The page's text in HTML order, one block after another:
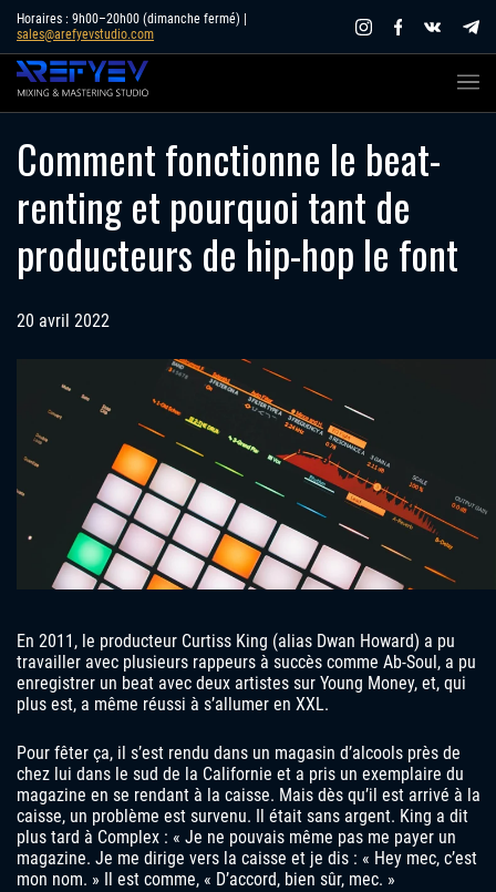
Skip
content
Horaires : 9h00–20h00 (dimanche fermé) |
sales@arefyevstudio.com
Comment fonctionne le beat-
renting et pourquoi tant de
producteurs de hip-hop le font
20 avril 2022
En 2011, le producteur Curtiss King (alias Dwan Howard) a pu
travailler avec plusieurs rappeurs à succès comme Ab-Soul, a pu
enregistrer un beat avec deux artistes sur Young Money, et, qui
plus est, a même réussi à s’allumer en XXL.
Pour fêter ça, il s’est rendu dans un magasin d’alcools près de
chez lui dans le sud de la Californie et a pris un exemplaire du
magazine en se rendant à la caisse. Mais dès qu’il est arrivé à la
caisse, un problème est survenu. Il était sans argent. King a dit
plus tard à Complex : « Je ne pouvais même pas me payer un
magazine. Je me dirige vers la caisse et je dis : « Hey mec, c’est
mon nom. » Il est comme, « D’accord, bien sûr, mec. »